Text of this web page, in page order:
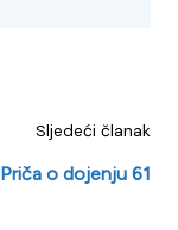
Sljedeći članak
Priča o dojenju 61